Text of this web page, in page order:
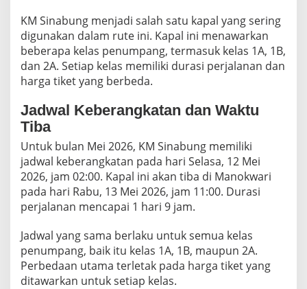
a
r
g
T
i
e
KM Sinabung menjadi salah satu kapal yang sering
digunakan dalam rute ini. Kapal ini menawarkan
beberapa kelas penumpang, termasuk kelas 1A, 1B,
dan 2A. Setiap kelas memiliki durasi perjalanan dan
harga tiket yang berbeda.
Jadwal Keberangkatan dan Waktu
Tiba
Untuk bulan Mei 2026, KM Sinabung memiliki
jadwal keberangkatan pada hari Selasa, 12 Mei
2026, jam 02:00. Kapal ini akan tiba di Manokwari
pada hari Rabu, 13 Mei 2026, jam 11:00. Durasi
perjalanan mencapai 1 hari 9 jam.
Jadwal yang sama berlaku untuk semua kelas
penumpang, baik itu kelas 1A, 1B, maupun 2A.
Perbedaan utama terletak pada harga tiket yang
ditawarkan untuk setiap kelas.